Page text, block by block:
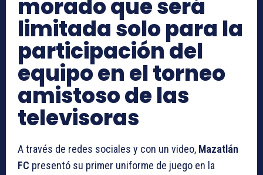
morado que será
limitada solo para la
participación del
equipo en el torneo
amistoso de las
televisoras
A través de redes sociales y con un video, Mazatlán
FC presentó su primer uniforme de juego en la